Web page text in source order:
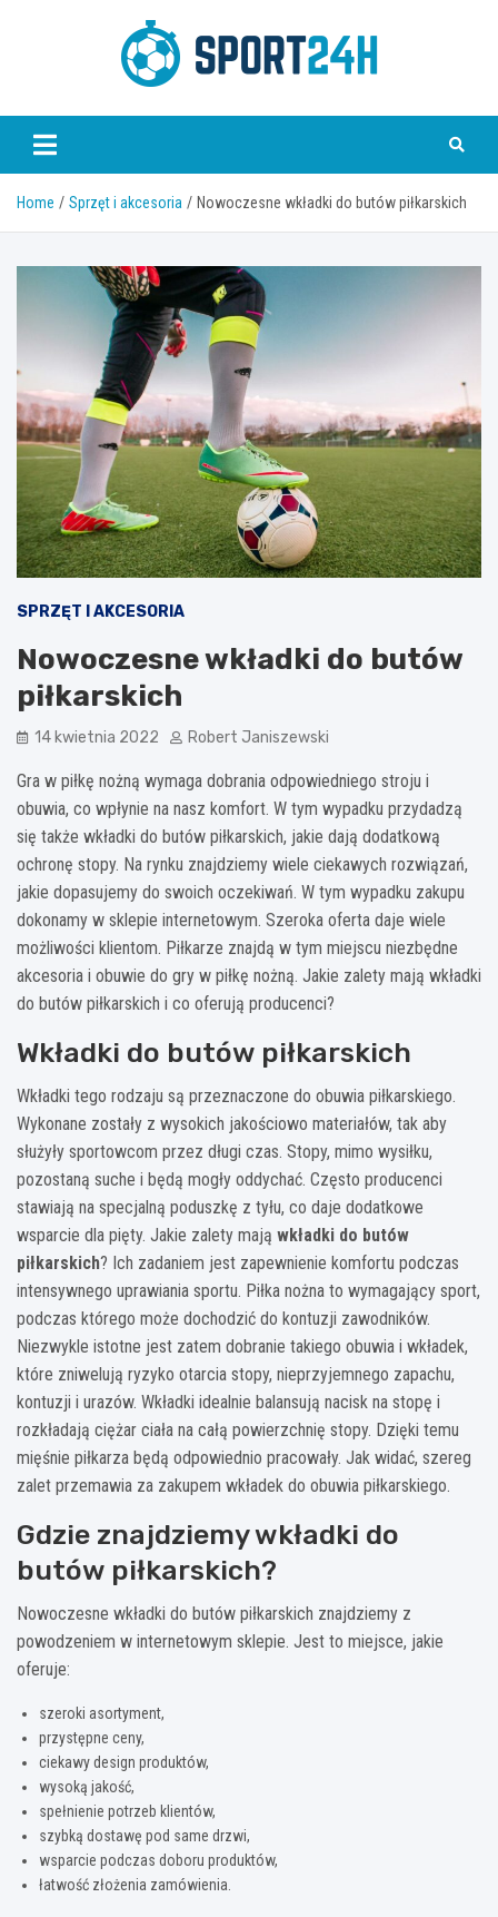
Sport 24h
Home Sprzęt i akcesoria Nowoczesne wkładki do butów piłkarskich
SPRZĘT I AKCESORIA
Nowoczesne wkładki do butów
piłkarskich
14 kwietnia 2022 Robert Janiszewski
Gra w piłkę nożną wymaga dobrania odpowiedniego stroju i
obuwia, co wpłynie na nasz komfort. W tym wypadku przydadzą
się także wkładki do butów piłkarskich, jakie dają dodatkową
ochronę stopy. Na rynku znajdziemy wiele ciekawych rozwiązań,
jakie dopasujemy do swoich oczekiwań. W tym wypadku zakupu
dokonamy w sklepie internetowym. Szeroka oferta daje wiele
możliwości klientom. Piłkarze znajdą w tym miejscu niezbędne
akcesoria i obuwie do gry w piłkę nożną. Jakie zalety mają wkładki
do butów piłkarskich i co oferują producenci?
Wkładki do butów piłkarskich
Wkładki tego rodzaju są przeznaczone do obuwia piłkarskiego.
Wykonane zostały z wysokich jakościowo materiałów, tak aby
służyły sportowcom przez długi czas. Stopy, mimo wysiłku,
pozostaną suche i będą mogły oddychać. Często producenci
stawiają na specjalną poduszkę z tyłu, co daje dodatkowe
wsparcie dla pięty. Jakie zalety mają wkładki do butów
piłkarskich? Ich zadaniem jest zapewnienie komfortu podczas
intensywnego uprawiania sportu. Piłka nożna to wymagający sport,
podczas którego może dochodzić do kontuzji zawodników.
Niezwykle istotne jest zatem dobranie takiego obuwia i wkładek,
które zniwelują ryzyko otarcia stopy, nieprzyjemnego zapachu,
kontuzji i urazów. Wkładki idealnie balansują nacisk na stopę i
rozkładają ciężar ciała na całą powierzchnię stopy. Dzięki temu
mięśnie piłkarza będą odpowiednio pracowały. Jak widać, szereg
zalet przemawia za zakupem wkładek do obuwia piłkarskiego.
Gdzie znajdziemy wkładki do
butów piłkarskich?
Nowoczesne wkładki do butów piłkarskich znajdziemy z
powodzeniem w internetowym sklepie. Jest to miejsce, jakie
oferuje:
szeroki asortyment,
przystępne ceny,
ciekawy design produktów,
wysoką jakość,
spełnienie potrzeb klientów,
szybką dostawę pod same drzwi,
wsparcie podczas doboru produktów,
łatwość złożenia zamówienia.